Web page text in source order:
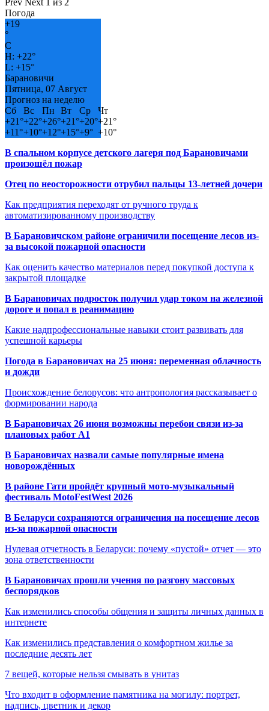
Погода
+19
°
C
H: +22°
L: +15°
Барановичи
Пятница, 07 Август
Прогноз на неделю
Сб
Вс Пн Вт Ср
Чт
+21°+22°+26°+21°+20°+21°
+11°+10°+12°+15°+9° +10°
В спальном корпусе детского лагеря под Барановичами
произошёл пожар
Отец по неосторожности отрубил пальцы 13-летней дочери
Как предприятия переходят от ручного труда к
автоматизированному производству
В Барановичском районе ограничили посещение лесов из-
за высокой пожарной опасности
Как оценить качество материалов перед покупкой доступа к
закрытой площадке
В Барановичах подросток получил удар током на железной
дороге и попал в реанимацию
Какие надпрофессиональные навыки стоит развивать для
успешной карьеры
Погода в Барановичах на 25 июня: переменная облачность
и дожди
Происхождение белорусов: что антропология рассказывает о
формировании народа
В Барановичах 26 июня возможны перебои связи из-за
плановых работ A1
В Барановичах назвали самые популярные имена
новорождённых
В районе Гати пройдёт крупный мото-музыкальный
фестиваль MotoFestWest 2026
В Беларуси сохраняются ограничения на посещение лесов
из-за пожарной опасности
Нулевая отчетность в Беларуси: почему «пустой» отчет — это
зона ответственности
В Барановичах прошли учения по разгону массовых
беспорядков
Как изменились способы общения и защиты личных данных в
интернете
Как изменились представления о комфортном жилье за
последние десять лет
7 вещей, которые нельзя смывать в унитаз
Что входит в оформление памятника на могилу: портрет,
надпись, цветник и декор